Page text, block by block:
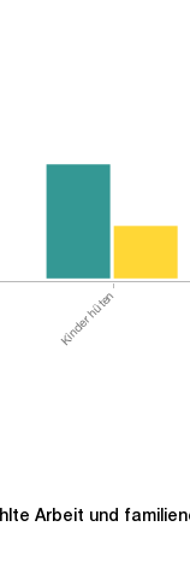
Kinder hüten
Arbeit und